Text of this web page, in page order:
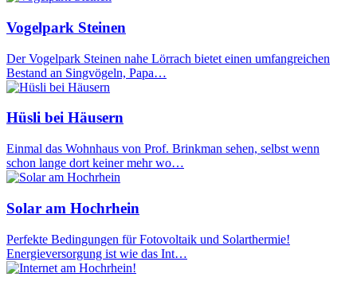
Vogelpark Steinen
Der Vogelpark Steinen nahe Lörrach bietet einen umfangreichen
Bestand an Singvögeln, Papa…
Hüsli bei Häusern
Einmal das Wohnhaus von Prof. Brinkman sehen, selbst wenn
schon lange dort keiner mehr wo…
Solar am Hochrhein
Perfekte Bedingungen für Fotovoltaik und Solarthermie!
Energieversorgung ist wie das Int…